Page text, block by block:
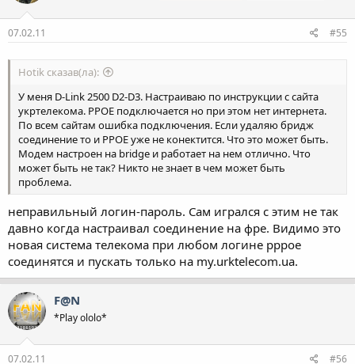
07.02.11 #55
Hotik сказав(ла):
У меня D-Link 2500 D2-D3. Настраиваю по инструкции с сайта
укртелекома. PPOE подключается но при этом нет интернета.
По всем сайтам ошибка подключения. Если удаляю бридж
соединение то и PPOE уже не конектится. Что это может быть.
Модем настроен на bridge и работает на нем отлично. Что
может быть не так? Никто не знает в чем может быть
проблема.
неправильный логин-пароль. Сам игрался с этим не так
давно когда настраивал соединение на фре. Видимо это
новая система телекома при любом логине pppoe
соединятся и пускать только на my.urktelecom.ua.
F@N
*Play ololo*
07.02.11 #56